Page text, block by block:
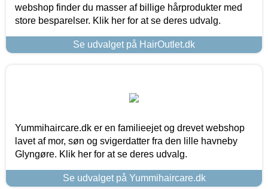
webshop finder du masser af billige hårprodukter med
store besparelser. Klik her for at se deres udvalg.
Se udvalget på HairOutlet.dk
Yummihaircare.dk er en familieejet og drevet webshop
lavet af mor, søn og svigerdatter fra den lille havneby
Glyngøre. Klik her for at se deres udvalg.
Se udvalget på Yummihaircare.dk